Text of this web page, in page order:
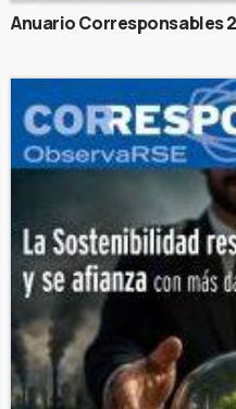
Anuario Corresponsables